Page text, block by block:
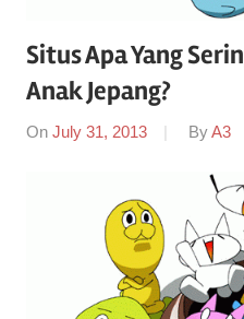
Situs Apa Yang
Anak Jepang?
On July 31, 2013 ByA3